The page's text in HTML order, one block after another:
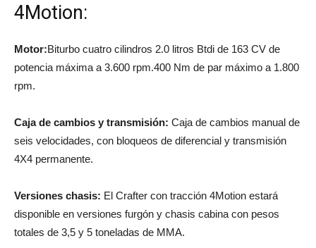
4Motion:
Motor:Biturbo cuatro cilindros 2.0 litros Btdi de 163 CV de
potencia máxima a 3.600 rpm.400 Nm de par máximo a 1.800
rpm.
Caja de cambios y transmisión: Caja de cambios manual de
seis velocidades, con bloqueos de diferencial y transmisión
4X4 permanente.
Versiones chasis: El Crafter con tracción 4Motion estará
disponible en versiones furgón y chasis cabina con pesos
totales de 3,5 y 5 toneladas de MMA.